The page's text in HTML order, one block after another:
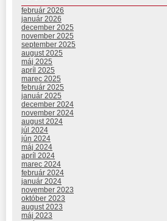
február 2026
január 2026
december 2025
november 2025
september 2025
august 2025
máj 2025
apríl 2025
marec 2025
február 2025
január 2025
december 2024
november 2024
august 2024
júl 2024
jún 2024
máj 2024
apríl 2024
marec 2024
február 2024
január 2024
november 2023
október 2023
august 2023
máj 2023